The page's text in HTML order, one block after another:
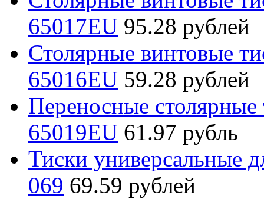
65017EU 95.28 рублей
Столярные винтовые
65016EU 59.28 рублей
Переносные
65019EU 61.97 рубль
Тиски универсальные
069 69.59 рублей